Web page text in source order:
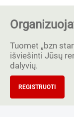
Tuomet „bzn
išviešinti Jūsų
dalyvių.
REGISTRUOTI